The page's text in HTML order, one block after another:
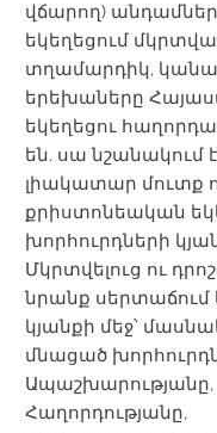
վճարող)
եկեղեցում
տղամարդիկ,
երեխաները
եկեղեցու
են. սա նշանակում
լիակատար մուտք
քրիստոնեական
խորհուրդների
Մկրտվելուց ու
նրանք սերտաճում
կյանքի մեջ՝
մնացած
Ապաշխարությանը,
Հաղորդությանը,